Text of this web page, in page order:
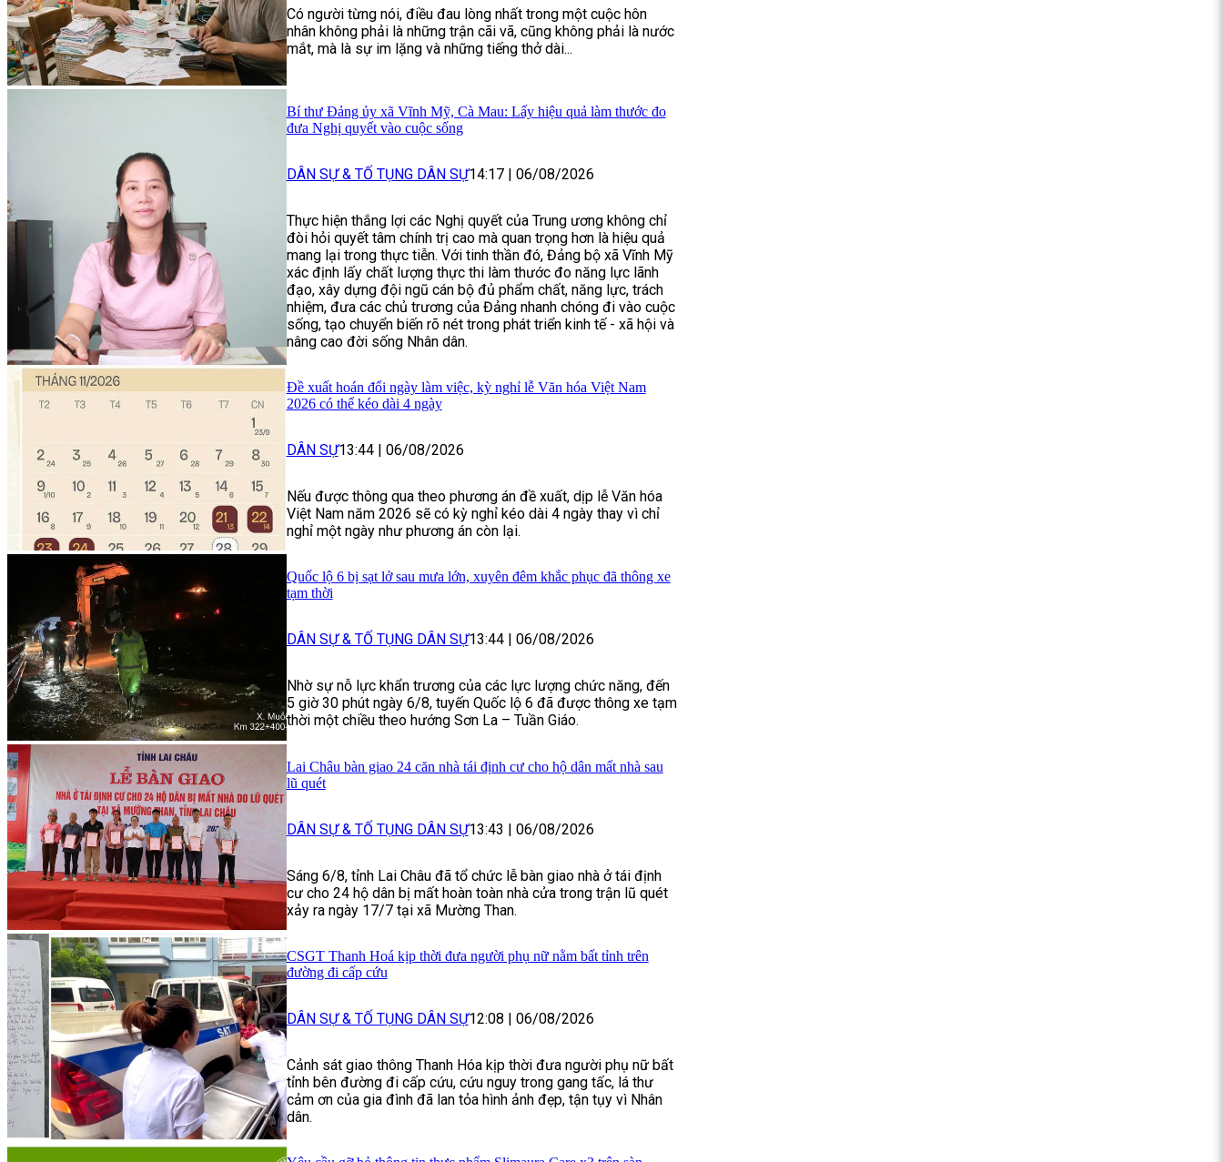
Có người từng nói, điều đau lòng nhất trong một cuộc hôn
nhân không phải là những trận cãi vã, cũng không phải là nước
mắt, mà là sự im lặng và những tiếng thở dài...
Bí thư Đảng ủy xã Vĩnh Mỹ, Cà Mau: Lấy hiệu quả làm thước đo
đưa Nghị quyết vào cuộc sống
DÂN SỰ & TỐ TỤNG DÂN SỰ14:17 | 06/08/2026
Thực hiện thắng lợi các Nghị quyết của Trung ương không chỉ
đòi hỏi quyết tâm chính trị cao mà quan trọng hơn là hiệu quả
mang lại trong thực tiễn. Với tinh thần đó, Đảng bộ xã Vĩnh Mỹ
xác định lấy chất lượng thực thi làm thước đo năng lực lãnh
đạo, xây dựng đội ngũ cán bộ đủ phẩm chất, năng lực, trách
nhiệm, đưa các chủ trương của Đảng nhanh chóng đi vào cuộc
sống, tạo chuyển biến rõ nét trong phát triển kinh tế - xã hội và
nâng cao đời sống Nhân dân.
Đề xuất hoán đổi ngày làm việc, kỳ nghỉ lễ Văn hóa Việt Nam
2026 có thể kéo dài 4 ngày
DÂN SỰ13:44 | 06/08/2026
Nếu được thông qua theo phương án đề xuất, dịp lễ Văn hóa
Việt Nam năm 2026 sẽ có kỳ nghỉ kéo dài 4 ngày thay vì chỉ
nghỉ một ngày như phương án còn lại.
Quốc lộ 6 bị sạt lở sau mưa lớn, xuyên đêm khắc phục đã thông xe
tạm thời
DÂN SỰ & TỐ TỤNG DÂN SỰ13:44 | 06/08/2026
Nhờ sự nỗ lực khẩn trương của các lực lượng chức năng, đến
5 giờ 30 phút ngày 6/8, tuyến Quốc lộ 6 đã được thông xe tạm
thời một chiều theo hướng Sơn La – Tuần Giáo.
Lai Châu bàn giao 24 căn nhà tái định cư cho hộ dân mất nhà sau
lũ quét
DÂN SỰ & TỐ TỤNG DÂN SỰ13:43 | 06/08/2026
Sáng 6/8, tỉnh Lai Châu đã tổ chức lễ bàn giao nhà ở tái định
cư cho 24 hộ dân bị mất hoàn toàn nhà cửa trong trận lũ quét
xảy ra ngày 17/7 tại xã Mường Than.
CSGT Thanh Hoá kịp thời đưa người phụ nữ nằm bất tỉnh trên
đường đi cấp cứu
DÂN SỰ & TỐ TỤNG DÂN SỰ12:08 | 06/08/2026
Cảnh sát giao thông Thanh Hóa kịp thời đưa người phụ nữ bất
tỉnh bên đường đi cấp cứu, cứu nguy trong gang tấc, lá thư
cảm ơn của gia đình đã lan tỏa hình ảnh đẹp, tận tụy vì Nhân
dân.